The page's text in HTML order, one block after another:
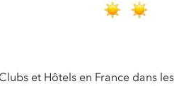
et Hôtels en France dans